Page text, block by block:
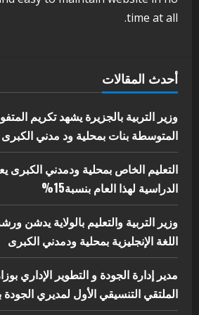
بوزارة التربية
5
البيئة بالمحلية
يوليو 29, 2026
time at all.
أحدث المقالات
وزير التربية بالجزيرة يشهد تكريم
المتوسطة بنات بمحلية ود مدني الكبرى
التعليم الخاص بمحلية ودمدني
الدراسية لهذا العام بنسبة15%
وزير التربية والتعليم بالولاية يدشن
اللغة الإنجليزية بمحلية ودمدني الكبرى
مدير إدارة الجودة و التطوير الإداري
الملتقي التنسيقي الأول لمديري الجودة